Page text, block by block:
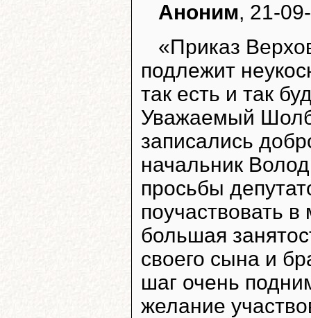
Аноним, 21-
«Приказ
подлежит
так есть и так
Уважаемый
записались
начальник
просьбы
поучаствовать
большая
своего сына и
шаг очень
желание